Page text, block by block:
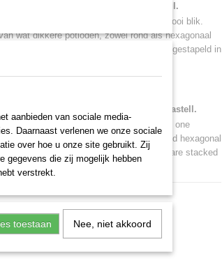
metalen bewaarblik van Faber Castell.
combineren en bewaren in één mooi blik.
wat dikkere potloden, zowel rond als hexagonaal
Het heeft 3 trays voor 12 potloden die gestapeld in
metal storage tin from Faber Castell.
all your favorite pencils and store them in one
somewhat thicker pencils, both round and hexagonal
Durer. It has 3 trays for 12 pencils that are stacked
aanbieden van sociale media-
Daarnaast verlenen we onze sociale
over hoe u onze site gebruikt. Zij
gegevens die zij mogelijk hebben
verstrekt.
toestaan Nee, niet akkoord